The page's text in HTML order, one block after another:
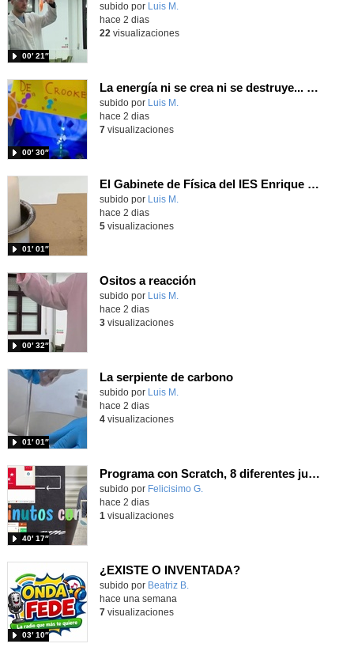
Contenido educativo.
subido por Luis M.
00′ 21″
hace 2 dias
22 visualizaciones
La energía ni se crea ni se destruye... ¡se experimenta! El Tierno en la Feria Madrid es Ciencia 2026
Contenido educativo.
subido por Luis M.
00′ 30″
hace 2 dias
7visualizaciones
El Gabinete de Física del IES Enrique Tierno Galván de Parla (Curso 25-26)
Contenido educativo.
subido por Luis M.
01′ 01″
hace 2 dias
5visualizaciones
Ositos a reacción
Contenido educativo.
subido por Luis M.
00′ 32″
hace 2 dias
3visualizaciones
La serpiente de carbono
Contenido educativo.
subido por Luis M.
01′ 01″
hace 2 dias
4visualizaciones
Programa con Scratch, 8 diferentes juegos para vivir la emoción de los partidos de España en el mundial 2026
Contenido educativo.
subido por Felicisimo G.
40′ 17″
hace 2 dias
1 visualizaciones
¿EXISTE O INVENTADA?
Contenido educativo.
subido por Beatriz B.
03′ 10″
hace una semana
7visualizaciones